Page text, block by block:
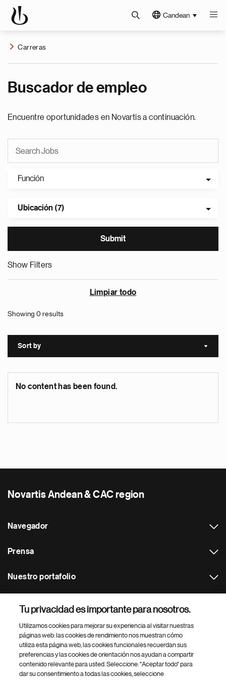
Candean
Carreras
Buscador de empleo
Encuentre oportunidades en Novartis a continuación.
Función
Ubicación (7)
Show Filters
Limpiar todo
Showing 0 results
Sort by Sort
No content has been found.
Novartis Andean & CAC region
Navegador
Prensa
Nuestro portafolio
Footer Site Search
Tu privacidad es importante para nosotros.
Utilizamos cookies para mejorar su experiencia al visitar nuestras
páginas web: las cookies de rendimiento nos muestran cómo
utiliza esta página web, las cookies funcionales recuerdan sus
preferencias y las cookies de orientación nos ayudan a compartir
contenido relevante para usted. Seleccione: "Aceptar todo" para
dar su consentimiento a todas las cookies, seleccione